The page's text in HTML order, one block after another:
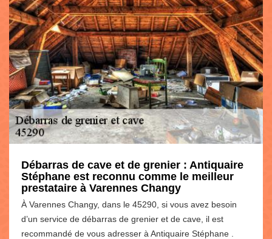
Débarras de cave et de grenier : Antiquaire
Stéphane est reconnu comme le meilleur
prestataire à Varennes Changy
À Varennes Changy, dans le 45290, si vous avez besoin
d’un service de débarras de grenier et de cave, il est
recommandé de vous adresser à Antiquaire Stéphane .